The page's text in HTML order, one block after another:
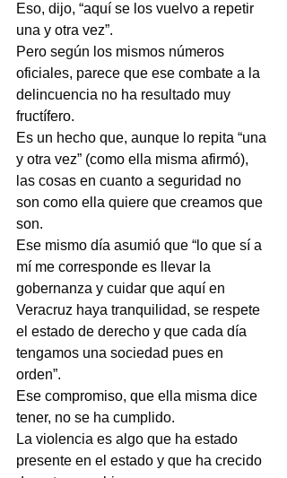
Eso, dijo, “aquí se los vuelvo a repetir
una y otra vez”.
Pero según los mismos números
oficiales, parece que ese combate a la
delincuencia no ha resultado muy
fructífero.
Es un hecho que, aunque lo repita “una
y otra vez” (como ella misma afirmó),
las cosas en cuanto a seguridad no
son como ella quiere que creamos que
son.
Ese mismo día asumió que “lo que sí a
mí me corresponde es llevar la
gobernanza y cuidar que aquí en
Veracruz haya tranquilidad, se respete
el estado de derecho y que cada día
tengamos una sociedad pues en
orden”.
Ese compromiso, que ella misma dice
tener, no se ha cumplido.
La violencia es algo que ha estado
presente en el estado y que ha crecido